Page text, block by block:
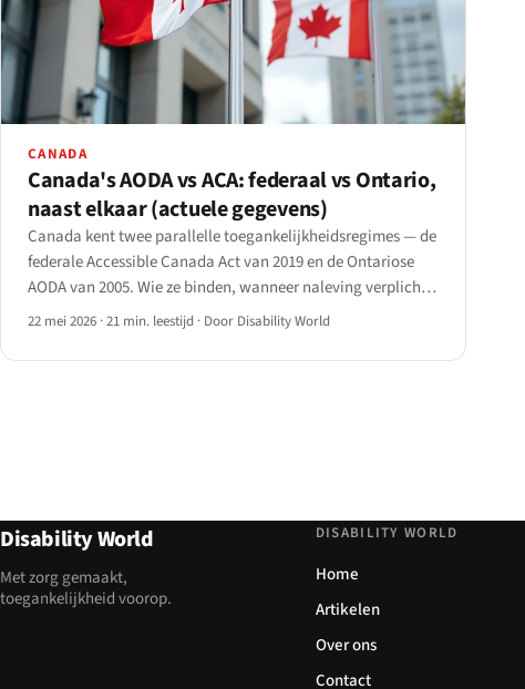
CANADA
Canada's AODA vs ACA: federaal vs Ontario,
naast elkaar (actuele gegevens)
Canada kent twee parallelle toegankelijkheidsregimes — de
federale Accessible Canada Act van 2019 en de Ontariose
AODA van 2005. Wie ze binden, wanneer naleving verplicht
wordt, welke technische normen gelden en hoe handhaving
22 mei 2026 ·21 min. leestijd · Door Disability World
Disability World
Met zorg gemaakt,
toegankelijkheid voorop.
DISABILITY WORLD
Home
Artikelen
Over ons
Contact